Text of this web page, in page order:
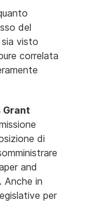
del
visto
correlata
Grant
di
and
Anche in
per